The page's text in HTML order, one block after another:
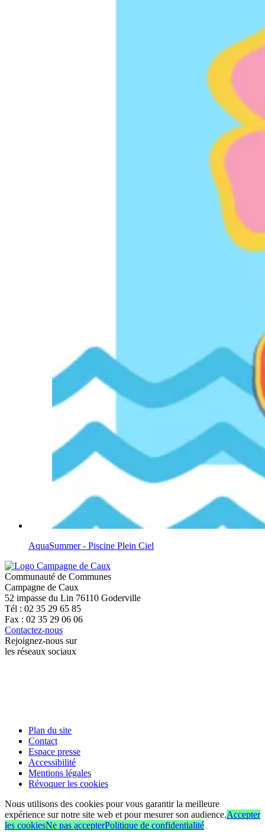
AquaSummer - Piscine Plein Ciel
Communauté de Communes
Campagne de Caux
52 impasse du Lin 76110 Goderville
Tél : 02 35 29 65 85
Fax : 02 35 29 06 06
Contactez-nous
Rejoignez-nous sur
les réseaux sociaux
Plan du site
Contact
Espace presse
Accessibilité
Mentions légales
Révoquer les cookies
Nous utilisons des cookies pour vous garantir la meilleure
expérience sur notre site web et pour mesurer son audience.Accepter
les cookiesNe pas accepterPolitique de confidentialité